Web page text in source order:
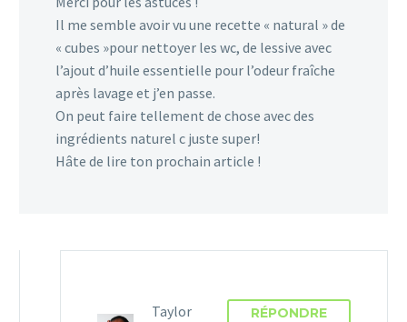
Il me semble avoir vu une recette « natural » de
« cubes »pour nettoyer les wc, de lessive avec
l’ajout d’huile essentielle pour l’odeur fraîche
après lavage et j’en passe.
On peut faire tellement de chose avec des
ingrédients naturel c juste super!
Hâte de lire ton prochain article !
Taylor RÉPONDRE